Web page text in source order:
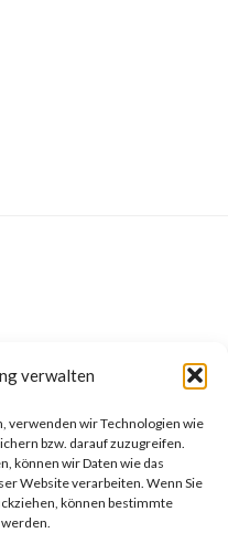
verwalten
verwenden wir Technologien wie
bzw. darauf zuzugreifen.
können wir Daten wie das
Website verarbeiten. Wenn Sie
können bestimmte